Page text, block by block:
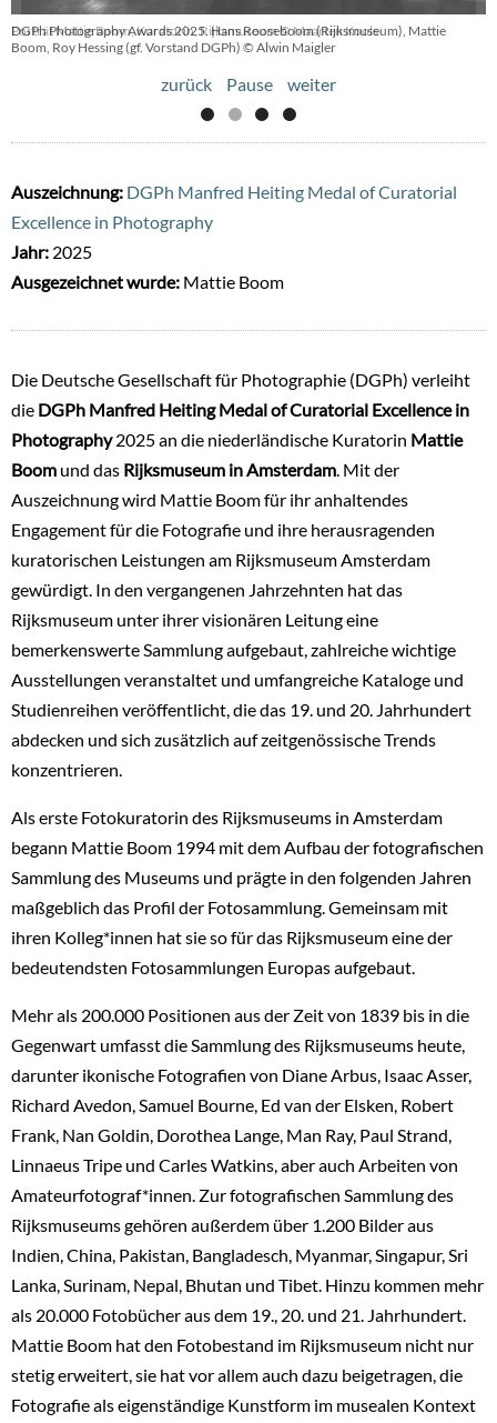
DGPh Photography Awards 2025. Hans Rooseboom (Rijksmuseum), Mattie
Boom, Roy Hessing (gf. Vorstand DGPh) © Alwin Maigler
zurück Pause weiter
Auszeichnung: DGPh Manfred Heiting Medal of Curatorial
Excellence in Photography
Jahr: 2025
Ausgezeichnet wurde: Mattie Boom
Die Deutsche Gesellschaft für Photographie (DGPh) verleiht
die DGPh Manfred Heiting Medal of Curatorial Excellence in
Photography2025 an die niederländische Kuratorin Mattie
Boom und das Rijksmuseum in Amsterdam. Mit der
Auszeichnung wird Mattie Boom für ihr anhaltendes
Engagement für die Fotografie und ihre herausragenden
kuratorischen Leistungen am Rijksmuseum Amsterdam
gewürdigt. In den vergangenen Jahrzehnten hat das
Rijksmuseum unter ihrer visionären Leitung eine
bemerkenswerte Sammlung aufgebaut, zahlreiche wichtige
Ausstellungen veranstaltet und umfangreiche Kataloge und
Studienreihen veröffentlicht, die das 19. und 20. Jahrhundert
abdecken und sich zusätzlich auf zeitgenössische Trends
konzentrieren.
Als erste Fotokuratorin des Rijksmuseums in Amsterdam
begann Mattie Boom 1994 mit dem Aufbau der fotografischen
Sammlung des Museums und prägte in den folgenden Jahren
maßgeblich das Profil der Fotosammlung. Gemeinsam mit
ihren Kolleg*innen hat sie so für das Rijksmuseum eine der
bedeutendsten Fotosammlungen Europas aufgebaut.
Mehr als 200.000 Positionen aus der Zeit von 1839 bis in die
Gegenwart umfasst die Sammlung des Rijksmuseums heute,
darunter ikonische Fotografien von Diane Arbus, Isaac Asser,
Richard Avedon, Samuel Bourne, Ed van der Elsken, Robert
Frank, Nan Goldin, Dorothea Lange, Man Ray, Paul Strand,
Linnaeus Tripe und Carles Watkins, aber auch Arbeiten von
Amateurfotograf*innen. Zur fotografischen Sammlung des
Rijksmuseums gehören außerdem über 1.200 Bilder aus
Indien, China, Pakistan, Bangladesch, Myanmar, Singapur, Sri
Lanka, Surinam, Nepal, Bhutan und Tibet. Hinzu kommen mehr
als 20.000 Fotobücher aus dem 19., 20. und 21. Jahrhundert.
Mattie Boom hat den Fotobestand im Rijksmuseum nicht nur
stetig erweitert, sie hat vor allem auch dazu beigetragen, die
Fotografie als eigenständige Kunstform im musealen Kontext